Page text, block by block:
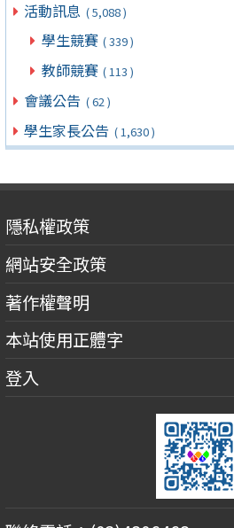
活動訊息 ( 5,088 )
學生競賽 ( 339 )
教師競賽 ( 113 )
會議公告 ( 62 )
學生家長公告 ( 1,630 )
隱私權政策
網站安全政策
著作權聲明
本站使用正體字
登入